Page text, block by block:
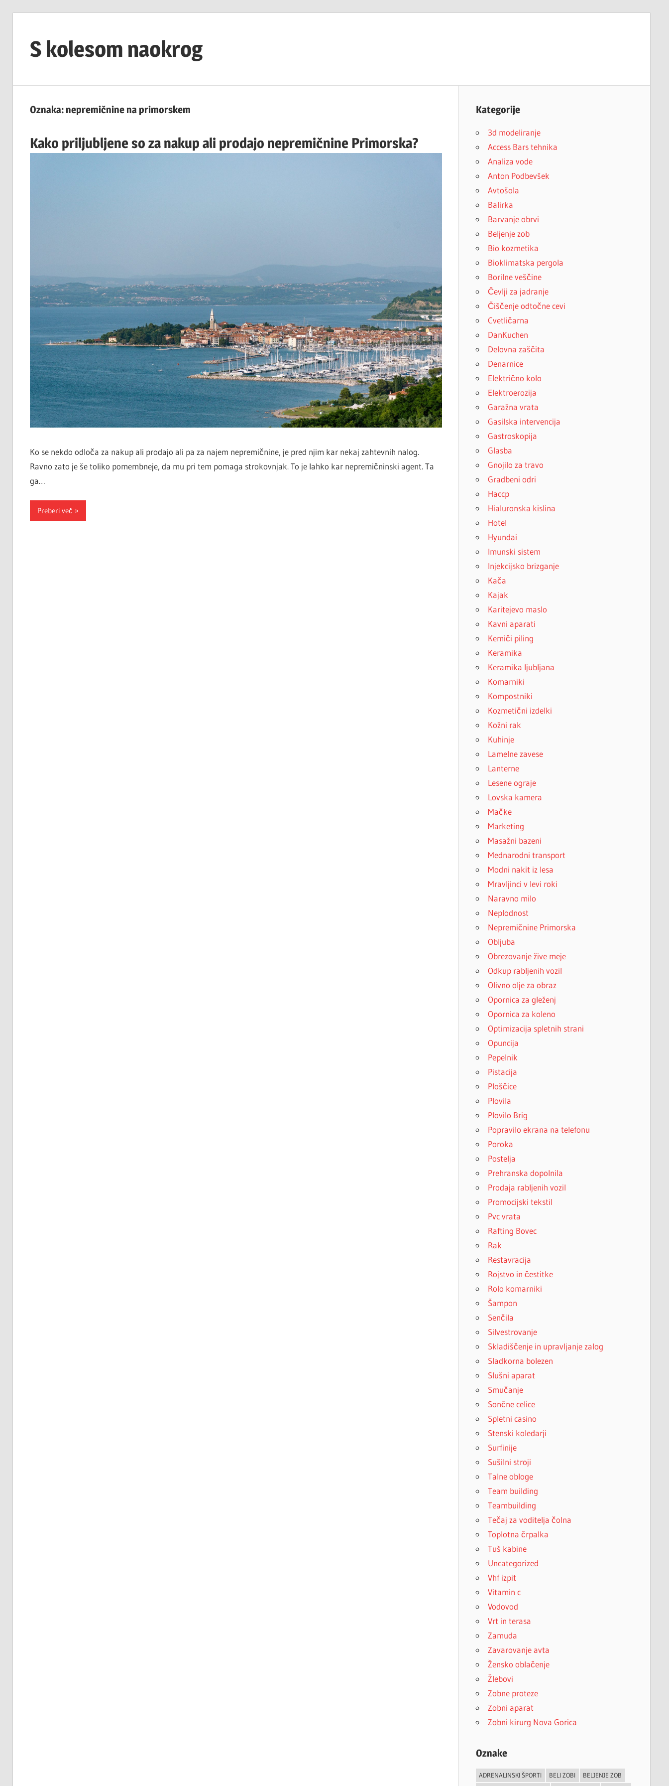
contentS kolesom naokrog
Oznaka:nepremičnine na primorskem
Kako priljubljene so za nakup ali prodajo nepremičnine Primorska?
Ko se nekdo odloča za nakup ali prodajo ali pa za najem nepremičnine, je pred njim kar nekaj zahtevnih nalog.
Ravno zato je še toliko pomembneje, da mu pri tem pomaga strokovnjak. To je lahko kar nepremičninski agent. Ta
ga…
Preberi več
Kategorije
3d modeliranje
Access Bars tehnika
Analiza vode
Anton Podbevšek
Avtošola
Balirka
Barvanje obrvi
Beljenje zob
Bio kozmetika
Bioklimatska pergola
Borilne veščine
Čevlji za jadranje
Čiščenje odtočne cevi
Cvetličarna
DanKuchen
Delovna zaščita
Denarnice
Električno kolo
Elektroerozija
Garažna vrata
Gasilska intervencija
Gastroskopija
Glasba
Gnojilo za travo
Gradbeni odri
Haccp
Hialuronska kislina
Hotel
Hyundai
Imunski sistem
Injekcijsko brizganje
Kača
Kajak
Karitejevo maslo
Kavni aparati
Kemiči piling
Keramika
Keramika ljubljana
Komarniki
Kompostniki
Kozmetični izdelki
Kožni rak
Kuhinje
Lamelne zavese
Lanterne
Lesene ograje
Lovska kamera
Mačke
Marketing
Masažni bazeni
Mednarodni transport
Modni nakit iz lesa
Mravljinci v levi roki
Naravno milo
Neplodnost
Nepremičnine Primorska
Obljuba
Obrezovanje žive meje
Odkup rabljenih vozil
Olivno olje za obraz
Opornica za gleženj
Opornica za koleno
Optimizacija spletnih strani
Opuncija
Pepelnik
Pistacija
Ploščice
Plovila
Plovilo Brig
Popravilo ekrana na telefonu
Poroka
Postelja
Prehranska dopolnila
Prodaja rabljenih vozil
Promocijski tekstil
Pvc vrata
Rafting Bovec
Rak
Restavracija
Rojstvo in čestitke
Rolo komarniki
Šampon
Senčila
Silvestrovanje
Skladiščenje in upravljanje zalog
Sladkorna bolezen
Slušni aparat
Smučanje
Sončne celice
Spletni casino
Stenski koledarji
Surfinije
Sušilni stroji
Talne obloge
Team building
Teambuilding
Tečaj za voditelja čolna
Toplotna črpalka
Tuš kabine
Uncategorized
Vhf izpit
Vitamin c
Vodovod
Vrt in terasa
Zamuda
Zavarovanje avta
Žensko oblačenje
Žlebovi
Zobne proteze
Zobni aparat
Zobni kirurg Nova Gorica
Oznake
ADRENALINSKI ŠPORTI BELI ZOBI
BELJENJE ZOB